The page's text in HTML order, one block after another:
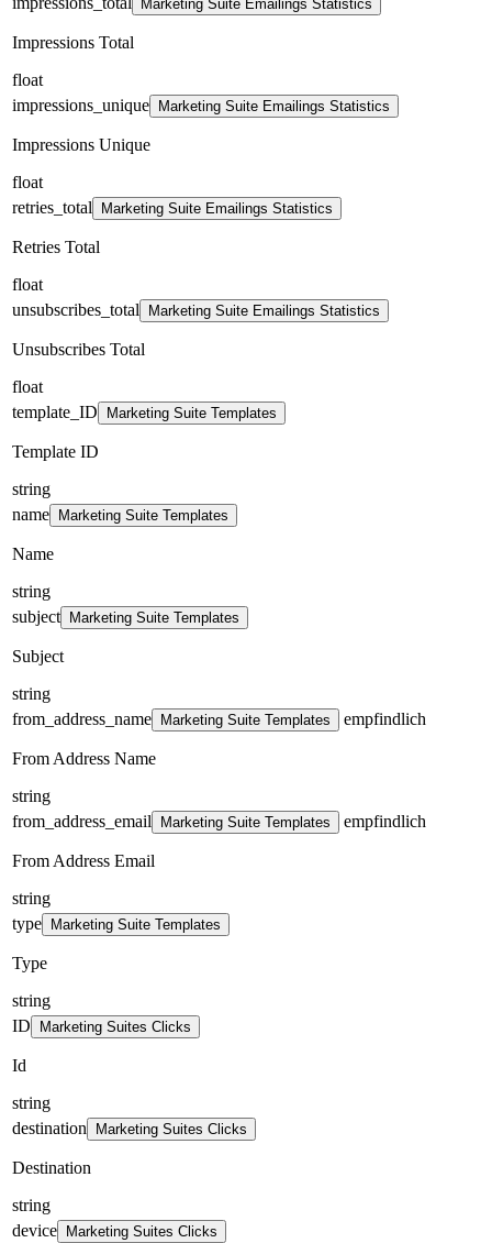
Marketing Suite Emailings Statistics
Impressions Total
float
impressions_unique
Marketing Suite Emailings Statistics
Impressions Unique
float
retries_total
Marketing Suite Emailings Statistics
Retries Total
float
unsubscribes_total
Marketing Suite Emailings Statistics
Unsubscribes Total
float
template_ID
Marketing Suite Templates
Template ID
string
name
Marketing Suite Templates
Name
string
subject
Marketing Suite Templates
Subject
string
from_address_name
Marketing Suite Templates empfindlich
From Address Name
string
from_address_email
Marketing Suite Templates empfindlich
From Address Email
string
type
Marketing Suite Templates
Type
string
ID
Marketing Suites Clicks
Id
string
destination
Marketing Suites Clicks
Destination
string
device
Marketing Suites Clicks